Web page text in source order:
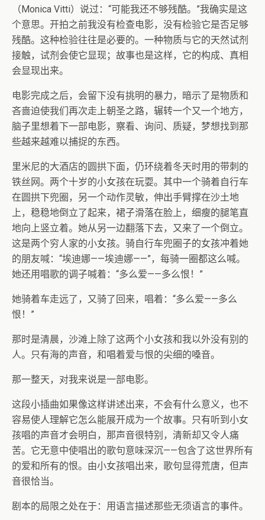
（Monica Vitti）说过：“可能我还不够残酷。”我确实是这
个意思。开拍之前我没有检查电影，没有检验它是否足够
残酷。这种检验往往是必要的。一种物质与它的天然试剂
接触，试剂会使它显现；故事也是这样，它的构成、真相
会显现出来。
电影完成之后，会留下没有挑明的暴力，暗示了是物质和
吝啬迫使我们再次走上朝圣之路，辗转一个又一个地方，
脑子里想着下一部电影，察看、询问、质疑，梦想找到那
些越来越难以捕捉的东西。
里米尼的大酒店的圆拱下面，仍环绕着冬天时用的带刺的
铁丝网。两个十岁的小女孩在玩耍。其中一个骑着自行车
在圆拱下兜圈，另一个动作灵敏，伸出手臂撑在沙土地
上，稳稳地倒立了起来，裙子滑落在脸上，细瘦的腿笔直
地向上竖立着。她从另一边翻落下去，又来了一个倒立。
这是两个穷人家的小女孩。骑自行车兜圈子的女孩冲着她
的朋友喊：“埃迪娜——埃迪娜——”，每骑一圈都这么喊。
她还用唱歌的调子喊着：“多么爱——多么恨！”
她骑着车走远了，又骑了回来，唱着：“多么爱——多么
恨！”
那时是清晨，沙滩上除了这两个小女孩和我以外没有别的
人。只有海的声音，和唱着爱与恨的尖细的嗓音。
那一整天，对我来说是一部电影。
这段小插曲如果像这样讲述出来，不会有什么意义，也不
容易使人理解它怎么能展开成为一个故事。只有听到小女
孩唱的声音才会明白，那声音很特别，清新却又令人痛
苦。它无意中使唱出的歌句意味深沉——包含了这世界所有
的爱和所有的恨。由小女孩唱出来，歌句显得荒唐，但声
音很恰当。
剧本的局限之处在于：用语言描述那些无须语言的事件。